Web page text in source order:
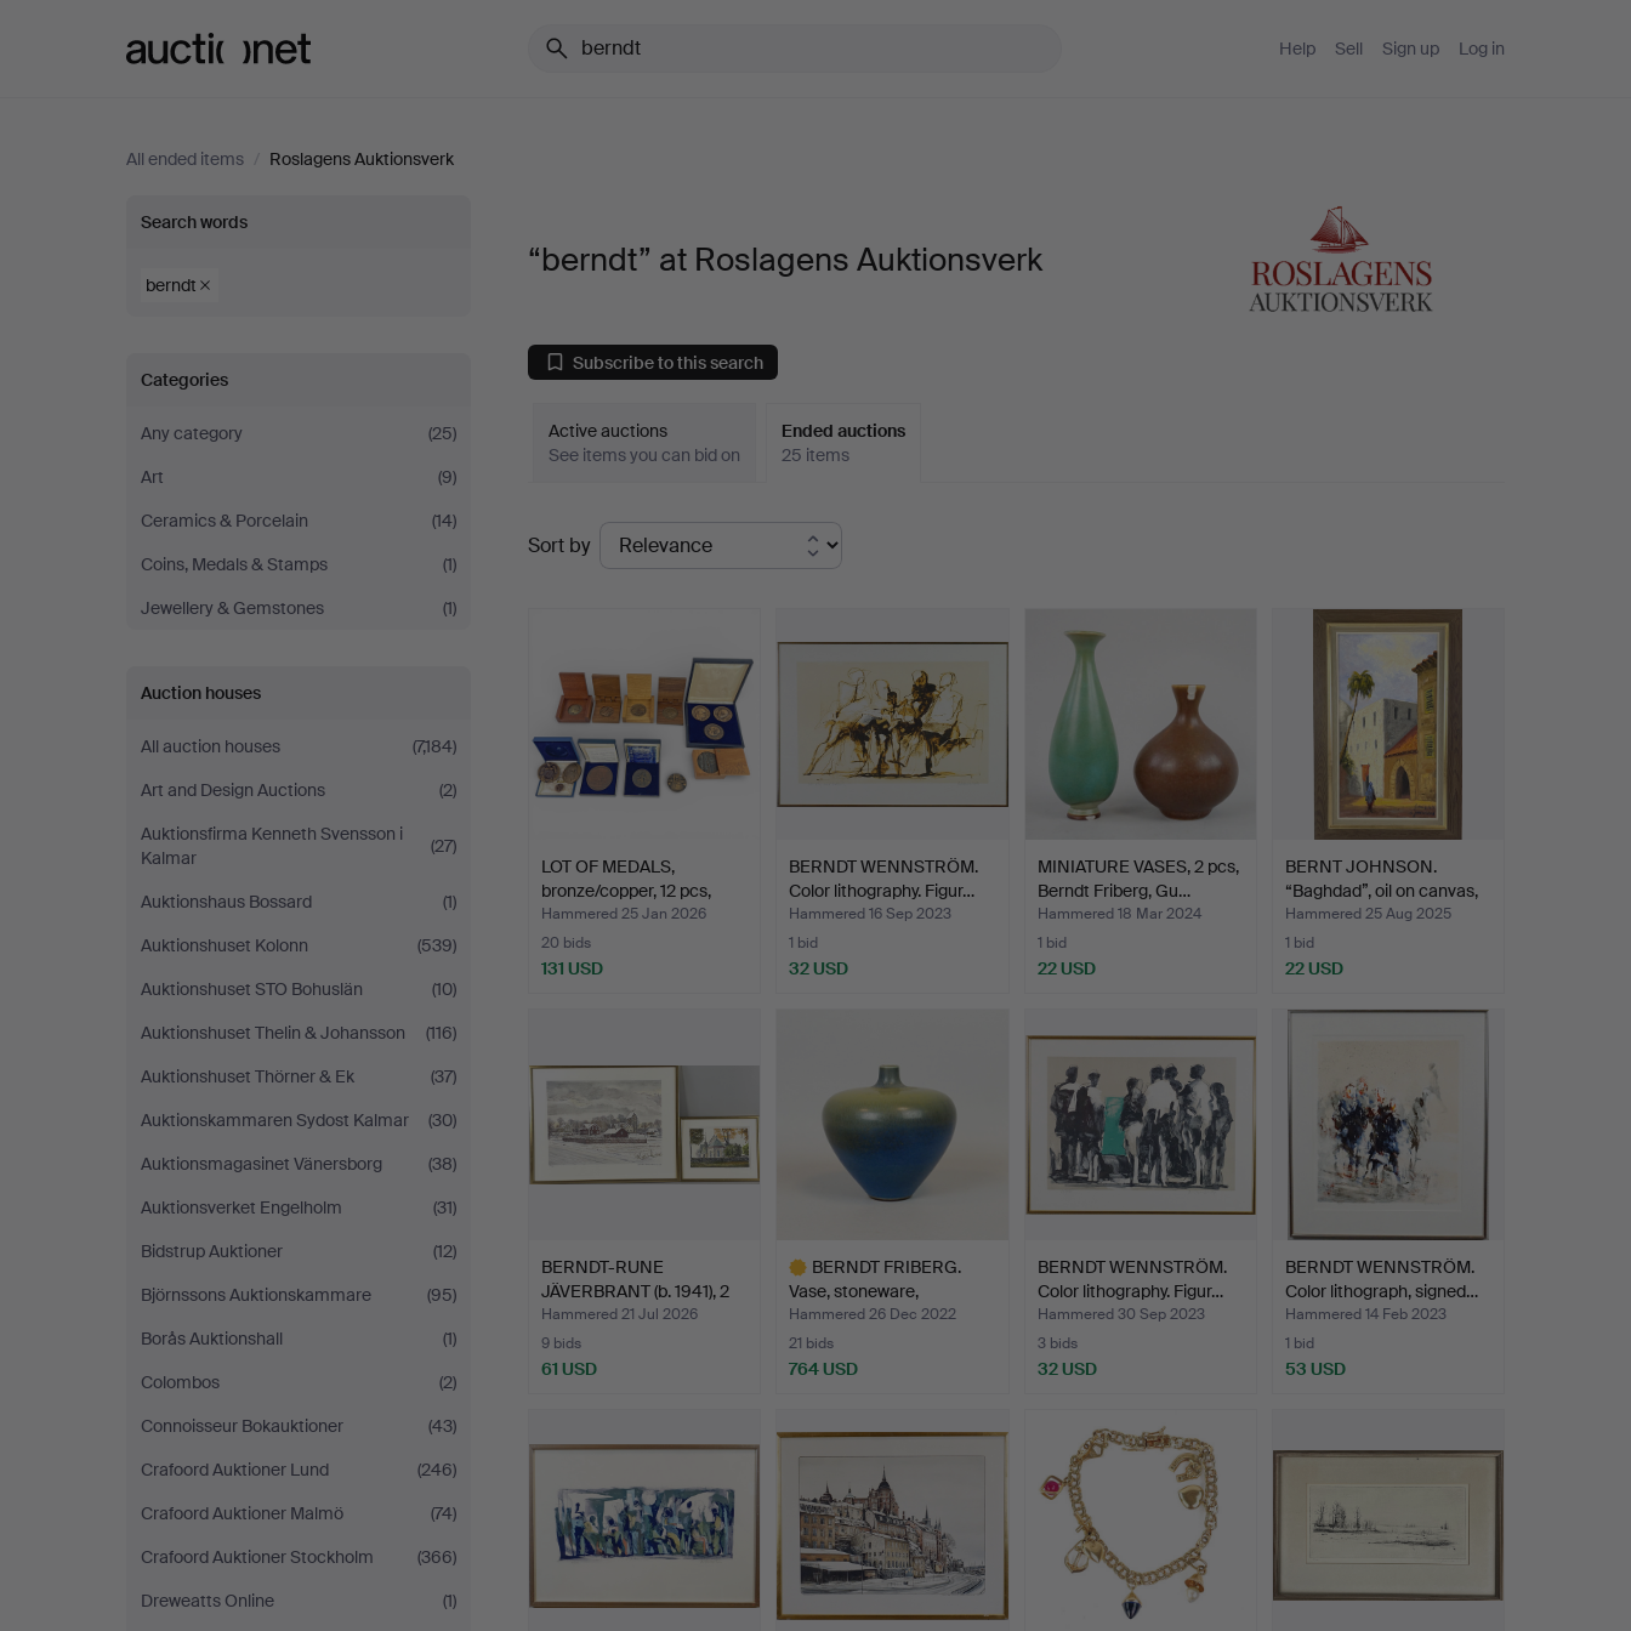
Help Sell Sign up Log in
All ended items / Roslagens Auktionsverk
“berndt”
at
Auktionsverk
Search words
berndt
Categories
Any category
(25)
Art
(9)
Ceramics & Porcelain
(14)
Coins, Medals & Stamps
(1)
Jewellery & Gemstones
(1)
Auction houses
All auction houses
(7,184)
Art and Design Auctions
(2)
Auktionsfirma Kenneth Svensson i
Kalmar
(27)
Auktionshaus Bossard
(1)
Auktionshuset Kolonn
(539)
Auktionshuset STO Bohuslän
(10)
Auktionshuset Thelin & Johansson
(116)
Auktionshuset Thörner & Ek
(37)
Auktionskammaren Sydost Kalmar
(30)
Auktionsmagasinet Vänersborg
(38)
Auktionsverket Engelholm
(31)
Bidstrup Auktioner
(12)
Björnssons Auktionskammare
(95)
Borås Auktionshall
(1)
Colombos
(2)
Connoisseur Bokauktioner
(43)
Crafoord Auktioner Lund
(246)
Crafoord Auktioner Malmö
(74)
Crafoord Auktioner Stockholm
(366)
Dreweatts Online
(1)
“berndt” at Roslagens Auktionsverk
Subscribe to this search
Active auctions
See items you can bid on
Ended auctions
25 items
Ended
auctions
Sort by
LOT OF MEDALS,
bronze/copper, 12 pcs,
amon…
Hammered 25 Jan 2026
20 bids
131 USD
BERNDT WENNSTRÖM.
Color lithography. Figur…
Hammered 16 Sep 2023
1 bid
32 USD
MINIATURE VASES, 2 pcs,
Berndt Friberg, Gu…
Hammered 18 Mar 2024
1 bid
22 USD
BERNT JOHNSON.
“Baghdad”, oil on canvas,
s…
Hammered 25 Aug 2025
1 bid
22 USD
BERNDT-RUNE
JÄVERBRANT (b. 1941), 2
pcs, c…
Hammered 21 Jul 2026
9 bids
61 USD
BERNDT FRIBERG.
Vase, stoneware,
harpsicho…
Hammered 26 Dec 2022
21 bids
764 USD
item
BERNDT WENNSTRÖM.
Color lithography. Figur…
Hammered 30 Sep 2023
3 bids
32 USD
BERNDT WENNSTRÖM.
Color lithograph, signed…
Hammered 14 Feb 2023
1 bid
53 USD